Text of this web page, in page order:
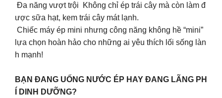
Đa năng vượt trội Không chỉ ép trái cây mà còn làm đ
ược sữa hạt, kem trái cây mát lạnh.
Chiếc máy ép mini nhưng công năng không hề “mini”
lựa chọn hoàn hảo cho những ai yêu thích lối sống làn
h mạnh!
BẠN ĐANG UỐNG NƯỚC ÉP HAY ĐANG LÃNG PH
Í DINH DƯỠNG?